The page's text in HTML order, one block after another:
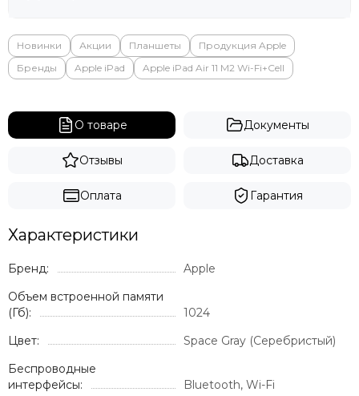
Новинки Акции Планшеты
Продукция Apple
Бренды
Apple iPad Apple iPad Air 11 M2 Wi-Fi+Cell
О товаре Документы
Отзывы Доставка
Оплата Гарантия
Характеристики
Бренд:
Apple
Объем встроенной памяти
(Гб):
1024
Цвет:
Space Gray (Серебристый)
Беспроводные
интерфейсы:
Bluetooth, Wi-Fi